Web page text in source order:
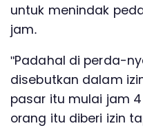
untuk menindak
jam.
"Padahal di perda-
disebutkan dalam
pasar itu mulai jam
orang itu diberi izin